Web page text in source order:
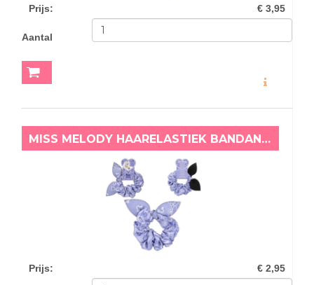
Prijs: € 3,95
Aantal
MISS MELODY HAARELASTIEK BANDANA PAARS
Prijs: € 2,95